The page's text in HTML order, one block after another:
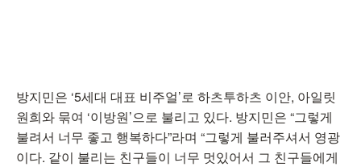
방지민은 ‘5세대 대표 비주얼’로 하츠투하츠 이안, 아일릿
원희와 묶여 ‘이방원’으로 불리고 있다. 방지민은 “그렇게
불려서 너무 좋고 행복하다”라며 “그렇게 불러주셔서 영광
이다. 같이 불리는 친구들이 너무 멋있어서 그 친구들에게